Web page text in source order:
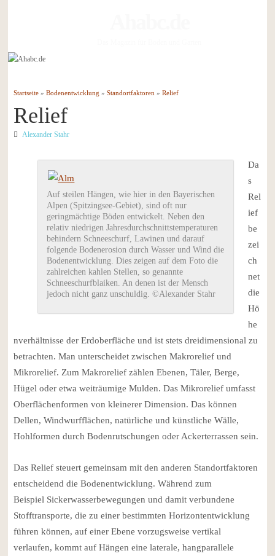
Startseite» Bodenentwicklung » Standortfaktoren» Relief
Relief
Alexander Stahr
Auf steilen Hängen, wie hier in den Bayerischen
Alpen (Spitzingsee-Gebiet), sind oft nur
geringmächtige Böden entwickelt. Neben den
relativ niedrigen Jahresdurchschnittstemperaturen
behindern Schneeschurf, Lawinen und darauf
folgende Bodenerosion durch Wasser und Wind die
Bodenentwicklung. Dies zeigen auf dem Foto die
zahlreichen kahlen Stellen, so genannte
Schneeschurfblaiken. An denen ist der Mensch
jedoch nicht ganz unschuldig. ©Alexander Stahr
Da
s
Rel
ief
be
zei
ch
net
die
Hö
he
nverhältnisse der Erdoberfläche und ist stets dreidimensional zu
betrachten. Man unterscheidet zwischen Makrorelief und
Mikrorelief. Zum Makrorelief zählen Ebenen, Täler, Berge,
Hügel oder etwa weiträumige Mulden. Das Mikrorelief umfasst
Oberflächenformen von kleinerer Dimension. Das können
Dellen, Windwurfflächen, natürliche und künstliche Wälle,
Hohlformen durch Bodenrutschungen oder Ackerterrassen sein.
Das Relief steuert gemeinsam mit den anderen Standortfaktoren
entscheidend die Bodenentwicklung. Während zum
Beispiel Sickerwasserbewegungen und damit verbundene
Stofftransporte, die zu einer bestimmten Horizontentwicklung
führen können, auf einer Ebene vorzugsweise vertikal
verlaufen, kommt auf Hängen eine laterale, hangparallele